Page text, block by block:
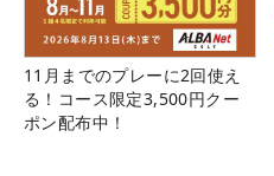
11月までのプレーに2回使え
る！コース限定3,500円クー
ポン配布中！